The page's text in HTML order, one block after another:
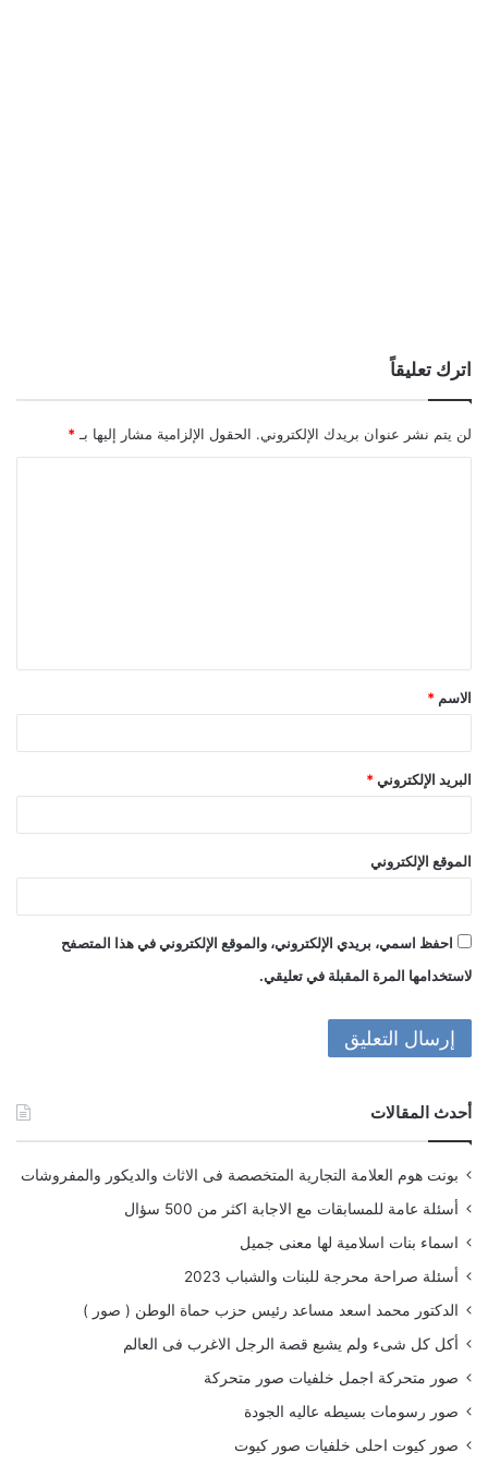
اترك تعليقاً
لن يتم نشر عنوان بريدك الإلكتروني. الحقول الإلزامية مشار إليها بـ *
ق
*
الاسم *
البريد الإلكتروني *
الموقع الإلكتروني
احفظ اسمي، بريدي الإلكتروني، والموقع الإلكتروني في هذا المتصفح
لاستخدامها المرة المقبلة في تعليقي.
أحدث المقالات
بونت هوم العلامة التجارية المتخصصة فى الاثاث والديكور والمفروشات
أسئلة عامة للمسابقات مع الاجابة اكثر من 500 سؤال
اسماء بنات اسلامية لها معنى جميل
أسئلة صراحة محرجة للبنات والشباب 2023
الدكتور محمد اسعد مساعد رئيس حزب حماة الوطن ( صور )
أكل كل شىء ولم يشبع قصة الرجل الاغرب فى العالم
صور متحركة اجمل خلفيات صور متحركة
صور رسومات بسيطه عاليه الجودة
صور كيوت احلى خلفيات صور كيوت